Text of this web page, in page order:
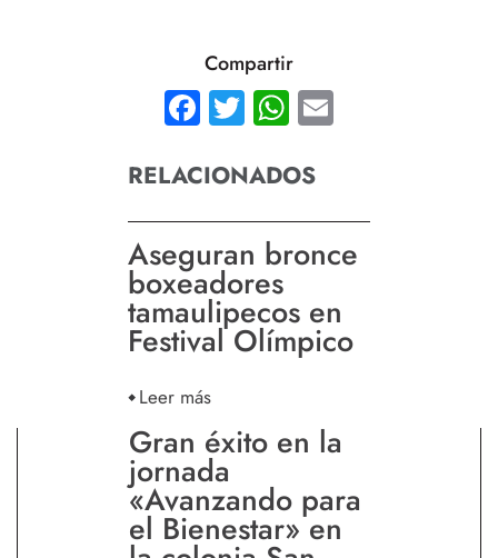
Compartir
Facebook
TwitterWhatsApp
RELACIONADOS
Aseguran bronce
boxeadores
tamaulipecos en
Festival Olímpico
Leer más
Gran éxito en la
jornada
«Avanzando para
el Bienestar» en